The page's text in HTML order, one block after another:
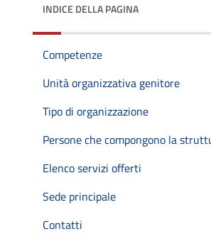
INDICE DELLA PAGINA
Competenze
Unità organizzativa genitore
Tipo di organizzazione
Persone che compongono la
Elenco servizi offerti
Sede principale
Contatti